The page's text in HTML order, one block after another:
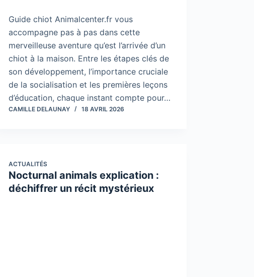
Guide chiot Animalcenter.fr vous
accompagne pas à pas dans cette
merveilleuse aventure qu’est l’arrivée d’un
chiot à la maison. Entre les étapes clés de
son développement, l’importance cruciale
de la socialisation et les premières leçons
d’éducation, chaque instant compte pour…
CAMILLE DELAUNAY 18 AVRIL 2026
ACTUALITÉS
Nocturnal animals explication :
déchiffrer un récit mystérieux